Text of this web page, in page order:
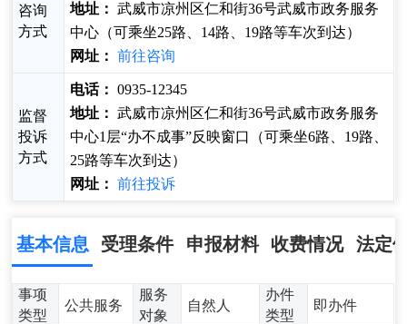
咨询
方式
地址： 武威市凉州区仁和街36号武威市政务服务
中心（可乘坐25路、14路、19路等车次到达）
网址： 前往咨询
监督
投诉
方式
电话： 0935-12345
地址： 武威市凉州区仁和街36号武威市政务服务
中心1层“办不成事”反映窗口（可乘坐6路、19路、
25路等车次到达）
网址： 前往投诉
基本信息 受理条件 申报材料 收费情况 法定
事项
类型
公共服务
服务
对象
自然人
办件
类型
即办件